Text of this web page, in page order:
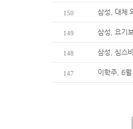
150 삼성, 대체
149 삼성, 요기
148 삼성, 심스
147 이학주, 6